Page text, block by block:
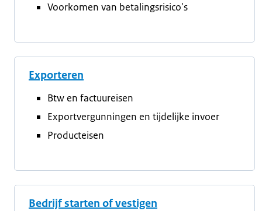
Voorkomen van betalingsrisico's
Exporteren
Btw en factuureisen
Exportvergunningen en tijdelijke invoer
Producteisen
Bedrijf starten of vestigen